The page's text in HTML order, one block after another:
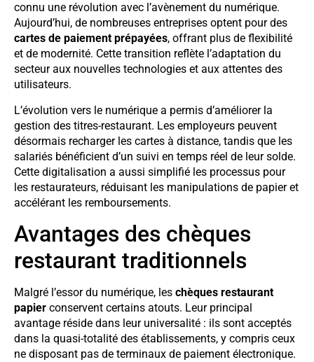
connu une révolution avec l’avènement du numérique.
Aujourd’hui, de nombreuses entreprises optent pour des
cartes de paiement prépayées, offrant plus de flexibilité
et de modernité. Cette transition reflète l’adaptation du
secteur aux nouvelles technologies et aux attentes des
utilisateurs.
L’évolution vers le numérique a permis d’améliorer la
gestion des titres-restaurant. Les employeurs peuvent
désormais recharger les cartes à distance, tandis que les
salariés bénéficient d’un suivi en temps réel de leur solde.
Cette digitalisation a aussi simplifié les processus pour
les restaurateurs, réduisant les manipulations de papier et
accélérant les remboursements.
Avantages des chèques
restaurant traditionnels
Malgré l’essor du numérique, les chèques restaurant
papier conservent certains atouts. Leur principal
avantage réside dans leur universalité : ils sont acceptés
dans la quasi-totalité des établissements, y compris ceux
ne disposant pas de terminaux de paiement électronique.